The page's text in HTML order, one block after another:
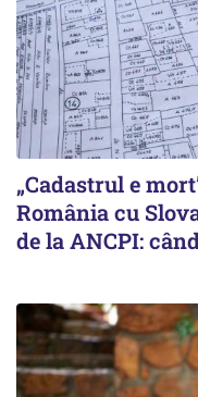
„Cadastrul e
România cu
de la ANCPI: